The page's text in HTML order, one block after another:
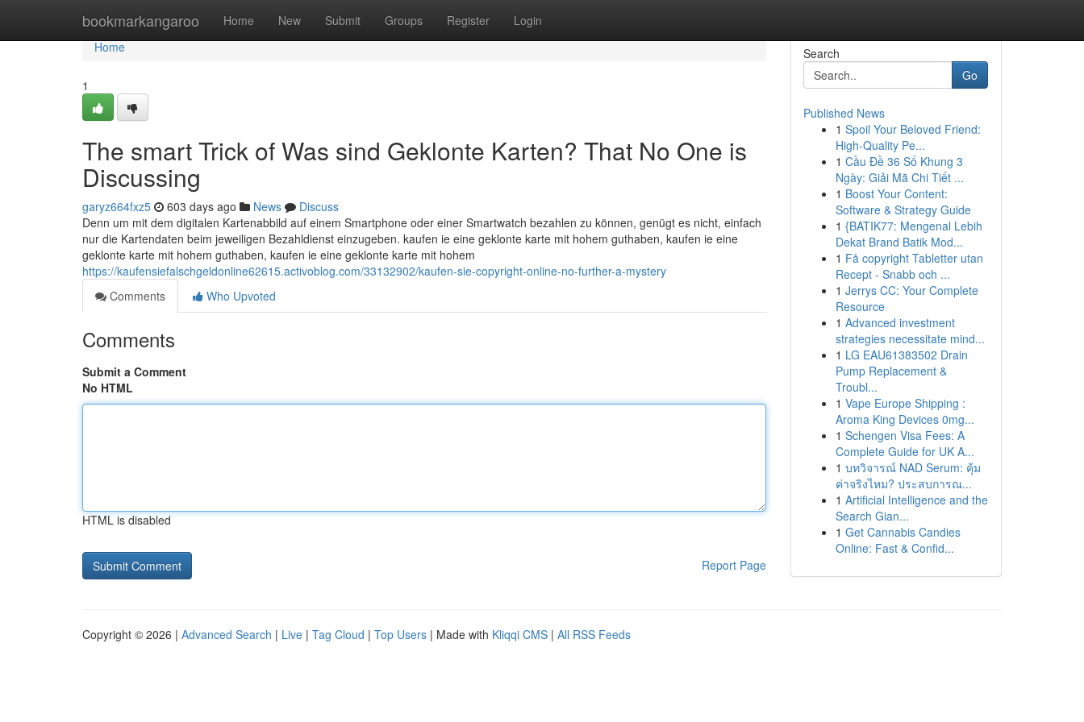
bookmarkangaroo Home New Submit Groups Register Login
Home
Home
1
The smart Trick of Was sind Geklonte Karten? That No One is
Discussing
garyz664fxz5 603 days ago News
Discuss
Denn um mit dem digitalen Kartenabbild auf einem Smartphone oder einer Smartwatch bezahlen zu können, genügt es nicht, einfach
nur die Kartendaten beim jeweiligen Bezahldienst einzugeben. kaufen ie eine geklonte karte mit hohem guthaben, kaufen ie eine
geklonte karte mit hohem guthaben, kaufen ie eine geklonte karte mit hohem
https://kaufensiefalschgeldonline62615.activoblog.com/33132902/kaufen-sie-copyright-online-no-further-a-mystery
Comments
Who Upvoted
Comments
Submit a Comment
No HTML
HTML is disabled
Report Page
Search
Go
Published News
1 Spoil Your Beloved Friend:
High-Quality Pe...
1 Cầu Đề 36 Số Khung 3
Ngày: Giải Mã Chi Tiết ...
1 Boost Your Content:
Software & Strategy Guide
1 {BATIK77: Mengenal Lebih
Dekat Brand Batik Mod...
1 Få copyright Tabletter utan
Recept - Snabb och ...
1 Jerrys CC: Your Complete
Resource
1 Advanced investment
strategies necessitate mind...
1 LG EAU61383502 Drain
Pump Replacement &
Troubl...
1 Vape Europe Shipping :
Aroma King Devices 0mg...
1 Schengen Visa Fees: A
Complete Guide for UK A...
1 บทวิจารณ์ NAD Serum: คุ้ม
ค่าจริงไหม? ประสบการณ...
1 Artificial Intelligence and the
Search Gian...
1 Get Cannabis Candies
Online: Fast & Confid...
Copyright © 2026 | Advanced Search | Live | Tag Cloud | Top Users | Made with Kliqqi CMS | All RSS Feeds